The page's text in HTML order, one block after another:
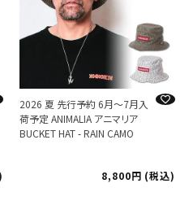
2026 夏 先行予約 6月～7月入
荷予定 ANIMALIA アニマリア
BUCKET HAT - RAIN CAMO
8,800 税込